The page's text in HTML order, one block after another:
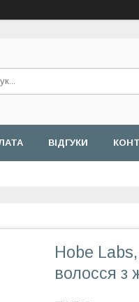
ВІДГУКИ
Hobe
волосся з